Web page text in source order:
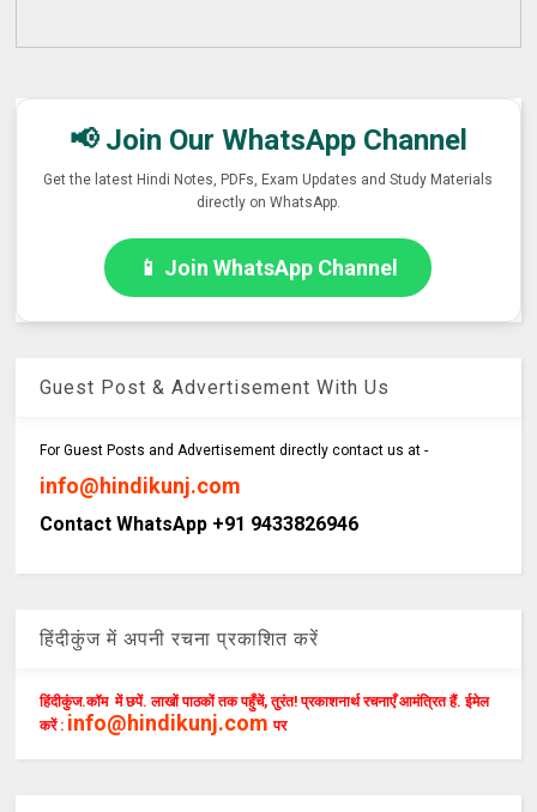
📢 Join Our WhatsApp Channel
Get the latest Hindi Notes, PDFs, Exam Updates and Study Materials
directly on WhatsApp.
📱 Join WhatsApp Channel
Guest Post & Advertisement With Us
For Guest Posts and Advertisement directly contact us at -
info@hindikunj.com
Contact WhatsApp +91 9433826946
हिंदीकुंज में अपनी रचना प्रकाशित करें
हिंदीकुंज.कॉम में छपें. लाखों पाठकों तक पहुँचें, तुरंत! प्रकाशनार्थ रचनाएँ आमंत्रित हैं. ईमेल
करें : info@hindikunj.com पर